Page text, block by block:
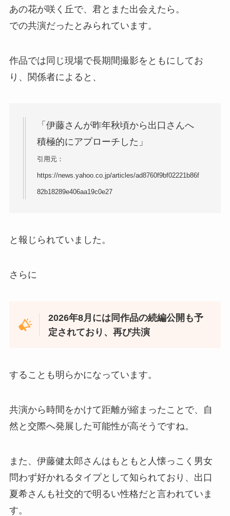
あの花が咲く丘で、君とまた出会えたら。
での共演だったとみられています。
作品では同じ現場で長期間撮影をともにしてお
り、関係者によると、
「伊藤さんが昨年秋頃から出口さんへ
積極的にアプローチした」
引用元：
https://news.yahoo.co.jp/articles/ad8760f9bf02221b86f
82b18289e406aa19c0e27
と報じられていました。
さらに
2026年8月には同作品の続編公開も予
定されており、再び共演
することも明らかになっています。
共演から時間をかけて距離が縮まったことで、自
然と交際へ発展した可能性が高そうですね。
また、伊藤健太郎さんはもともと人懐っこく男女
問わず好かれるタイプとして知られており、出口
夏希さんも社交的で明るい性格だと言われていま
す。